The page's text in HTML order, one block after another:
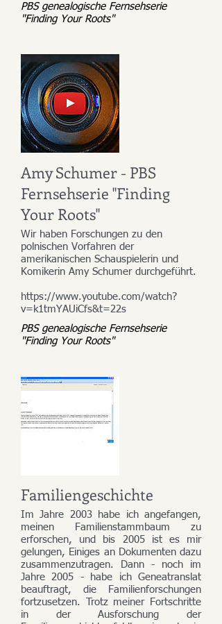
PBS genealogische Fernsehserie
"Finding Your Roots"
Amy Schumer - PBS
Fernsehserie "Finding
Your Roots"
Wir haben Forschungen zu den
polnischen Vorfahren der
amerikanischen Schauspielerin und
Komikerin Amy Schumer durchgeführt.
https://www.youtube.com/watch?
v=k1tmYAUiCfs&t=22s
PBS genealogische Fernsehserie
"Finding Your Roots"
Familiengeschichte
Im Jahre 2003 habe ich angefangen,
meinen Familienstammbaum zu
erforschen, und bis 2005 ist es mir
gelungen, Einiges an Dokumenten dazu
zusammenzutragen. Dann - noch im
Jahre 2005 - habe ich Geneatranslat
beauftragt, die Familienforschungen
fortzusetzen. Trotz meiner Fortschritte
in der Ausforschung der